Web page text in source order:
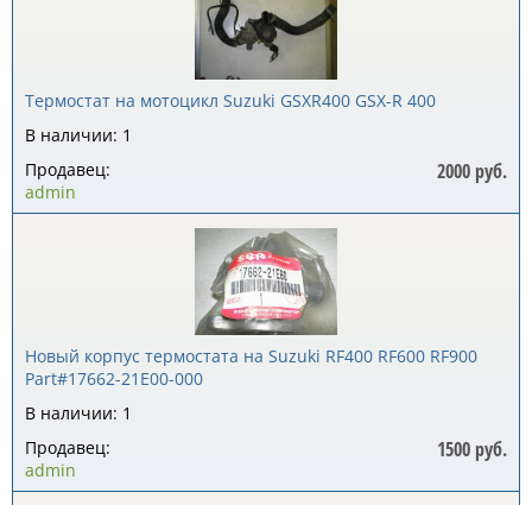
Термостат на мотоцикл Suzuki GSXR400 GSX-R 400
В наличии: 1
2000 руб.
Продавец:
admin
Новый корпус термостата на Suzuki RF400 RF600 RF900
Part#17662-21E00-000
В наличии: 1
1500 руб.
Продавец:
admin